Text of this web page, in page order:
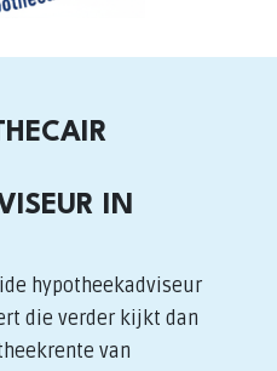
IN
hypotheekadviseur
die verder kijkt dan
van